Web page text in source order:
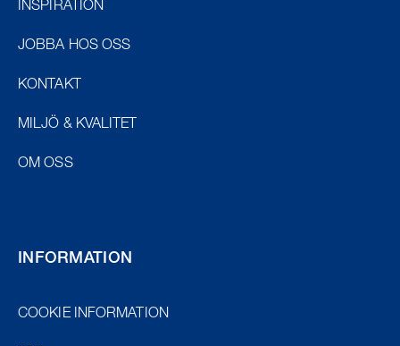
INSPIRATION
JOBBA HOS OSS
KONTAKT
MILJÖ & KVALITET
OM OSS
INFORMATION
COOKIE INFORMATION